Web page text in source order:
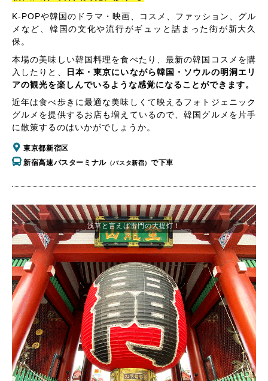
K-POPや韓国のドラマ・映画、コスメ、ファッション、グル
メなど、韓国の文化や流行がギュッと詰まった街が新大久
保。
本場の美味しい韓国料理を食べたり、最新の韓国コスメを購
入したりと、
日本・東京にいながら韓国・ソウルの明洞エリ
アの観光を楽しんでいるような感覚になることができます。
近年は食べ歩きに最適な美味しくて映えるフォトジェニック
グルメを提供するお店も増えているので、韓国グルメを片手
に散策するのはいかがでしょうか。
東京都新宿区
新宿高速バスターミナル（バスタ新宿） で下車
浅草と言えば雷門の大提灯！